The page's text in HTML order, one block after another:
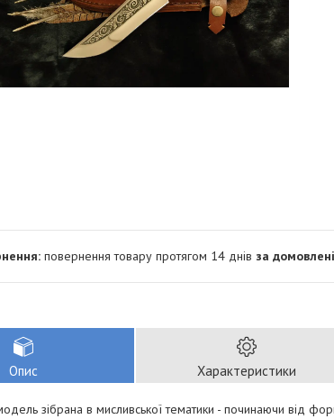
повернення товару протягом 14 днів за
Опис Характеристики
зібрана в мисливської тематики - починаючи від